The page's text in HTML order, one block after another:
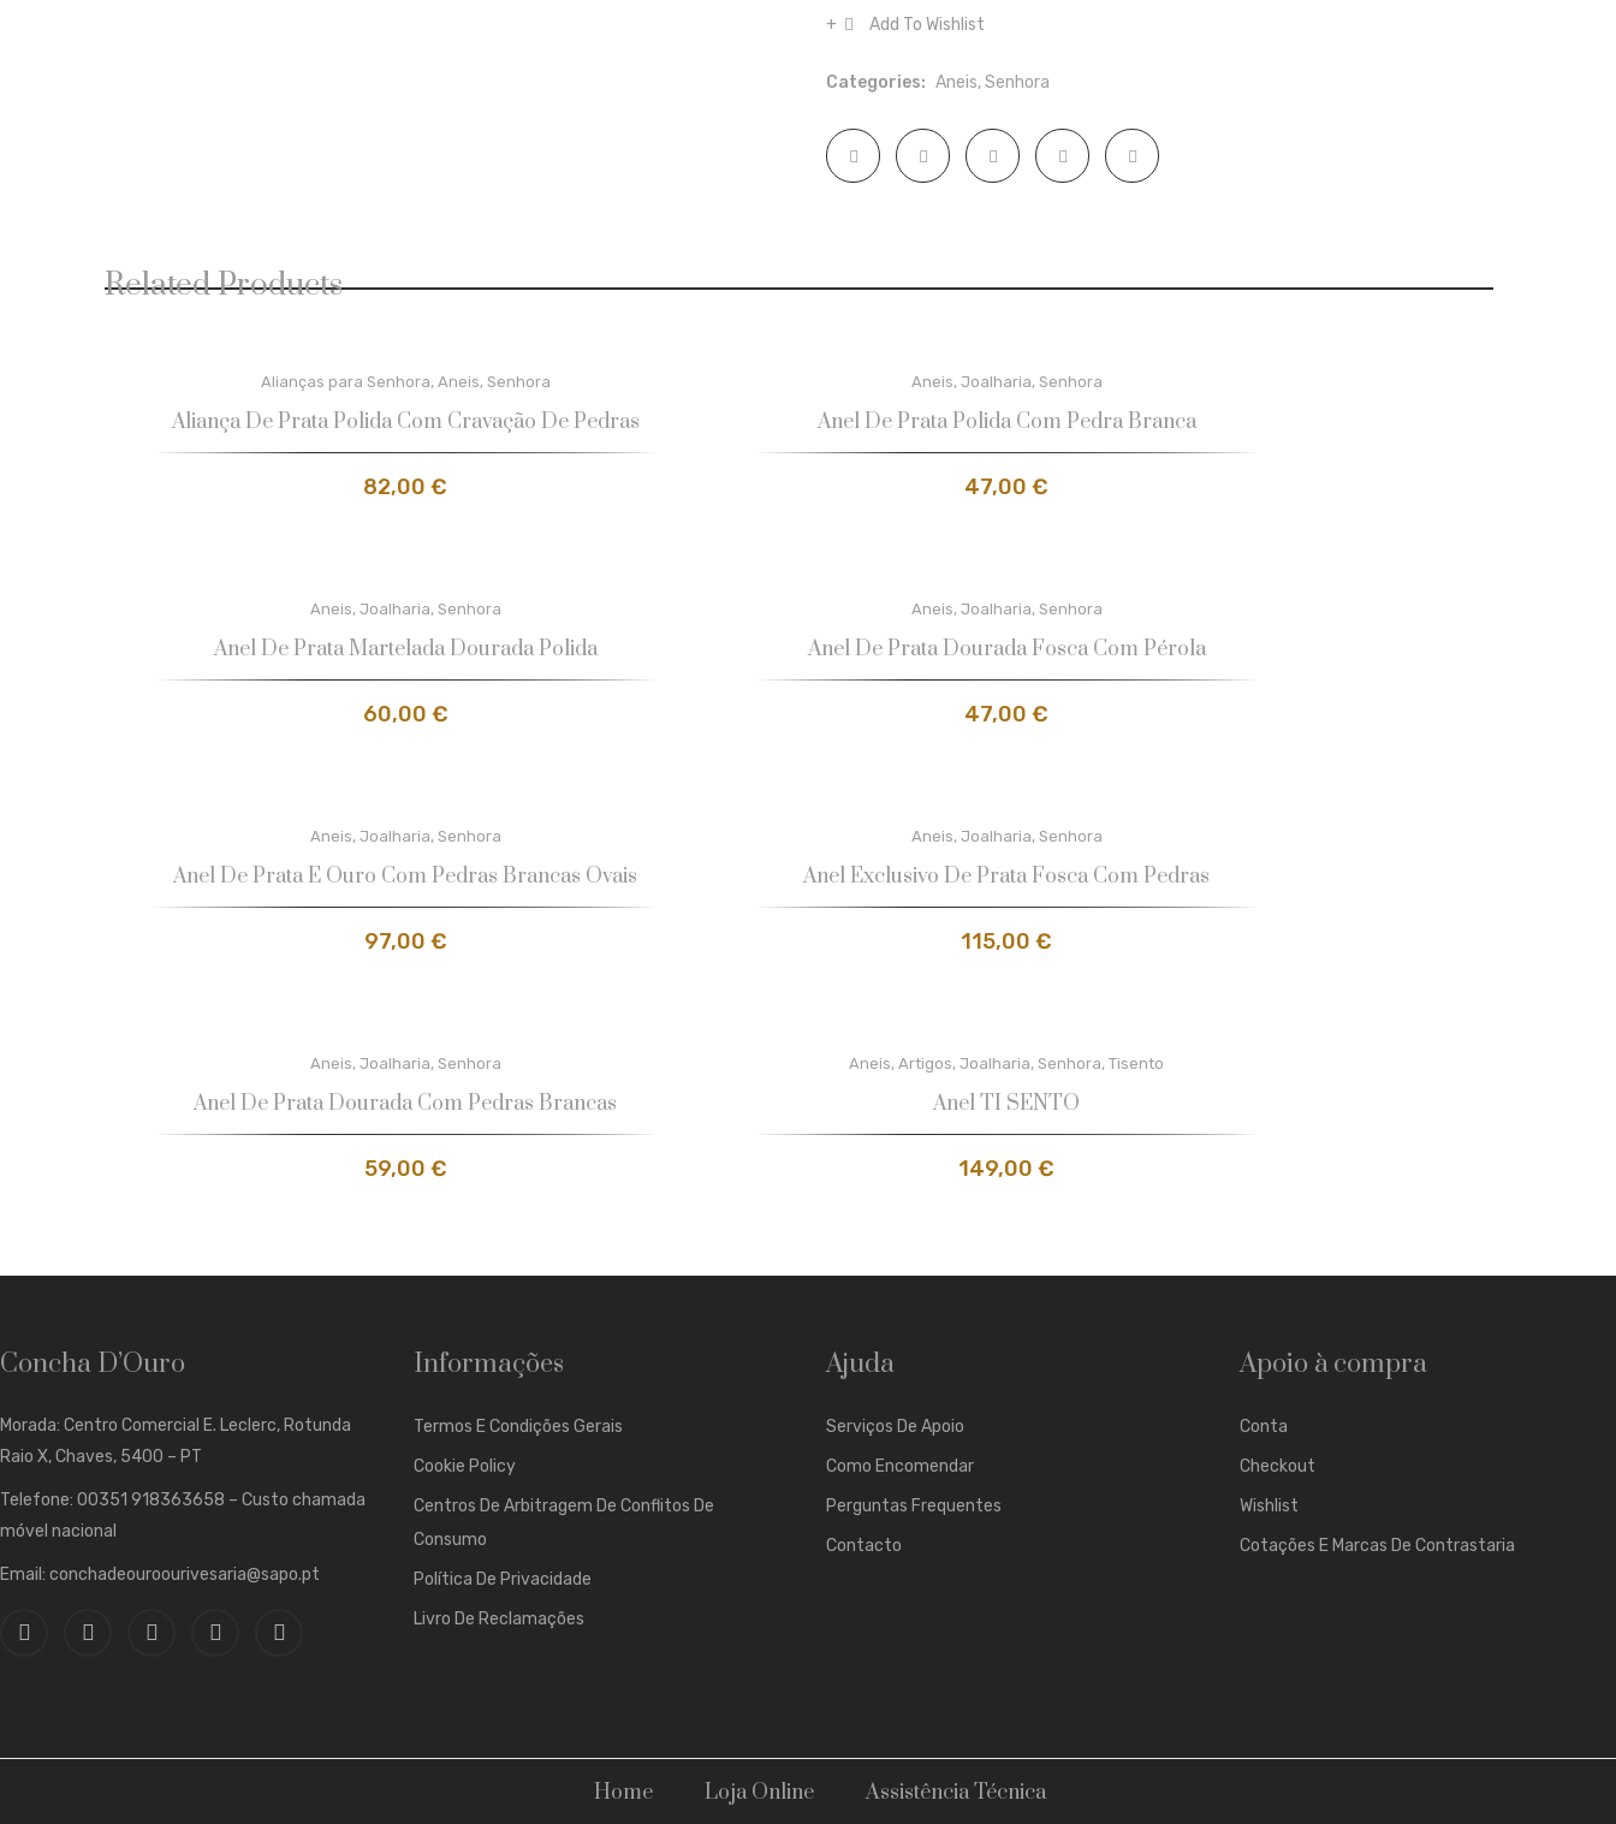
quantityAdd To Wishlist
Categories: Aneis,Senhora
Related Products
Alianças para Senhora, Aneis, Senhora
Aliança De Prata Polida Com Cravação De Pedras
82,00 €
Aneis, Joalharia, Senhora
Anel De Prata Polida Com Pedra Branca
47,00 €
Aneis, Joalharia, Senhora
Anel De Prata Martelada Dourada Polida
60,00 €
Aneis, Joalharia, Senhora
Anel De Prata Dourada Fosca Com Pérola
47,00 €
Aneis, Joalharia, Senhora
Anel De Prata E Ouro Com Pedras Brancas Ovais
97,00 €
Aneis, Joalharia, Senhora
Anel Exclusivo De Prata Fosca Com Pedras
115,00 €
Aneis, Joalharia, Senhora
Anel De Prata Dourada Com Pedras Brancas
59,00 €
Aneis, Artigos, Joalharia, Senhora, Tisento
Anel TI SENTO
149,00 €
Concha D’Ouro
Morada: Centro Comercial E. Leclerc, Rotunda
Raio X, Chaves, 5400 – PT
Telefone: 00351 918363658 – Custo chamada
móvel nacional
Email: conchadeouroourivesaria@sapo.pt
Informações
Termos E Condições Gerais
Cookie Policy
Centros De Arbitragem De Conflitos De
Consumo
Política De Privacidade
Livro De Reclamações
Ajuda
Serviços De Apoio
Como Encomendar
Perguntas Frequentes
Contacto
Apoio à compra
Conta
Checkout
Wishlist
Cotações E Marcas De Contrastaria
Home Loja Online Assistência Técnica